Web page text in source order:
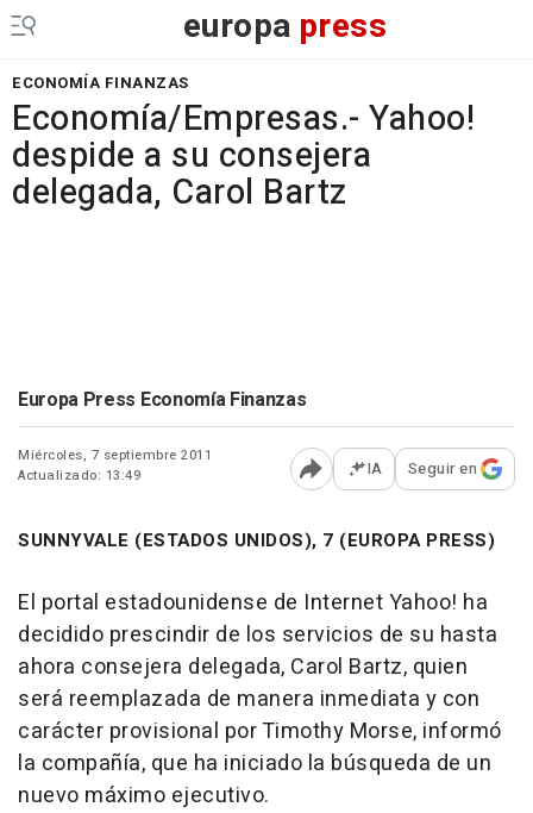
europa press
ECONOMÍA FINANZAS
Economía/Empresas.- Yahoo!
despide a su consejera
delegada, Carol Bartz
Europa Press Economía Finanzas
Miércoles, 7 septiembre 2011
Actualizado: 13:49
Abrir opciones para
IA Seguir en
SUNNYVALE (ESTADOS UNIDOS), 7 (EUROPA PRESS)
El portal estadounidense de Internet Yahoo! ha
decidido prescindir de los servicios de su hasta
ahora consejera delegada, Carol Bartz, quien
será reemplazada de manera inmediata y con
carácter provisional por Timothy Morse, informó
la compañía, que ha iniciado la búsqueda de un
nuevo máximo ejecutivo.